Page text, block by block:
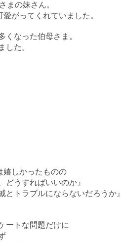
まの妹さん。
がってくれていました。
くなった伯母さま。
した。
嬉しかったものの
どうすればいいのか』
とトラブルにならないだろうか』
ートな問題だけに